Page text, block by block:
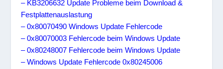
– KB3206632 Update Probleme beim Download &
Festplattenauslastung
– 0x80070490 Windows Update Fehlercode
– 0x80070003 Fehlercode beim Windows Update
– 0x80248007 Fehlercode beim Windows Update
– Windows Update Fehlercode 0x80245006